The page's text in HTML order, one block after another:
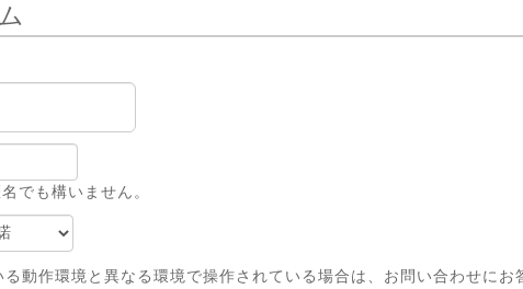
でも構いません。
動作環境と異なる環境で操作されている場合は、お問い合わせにお